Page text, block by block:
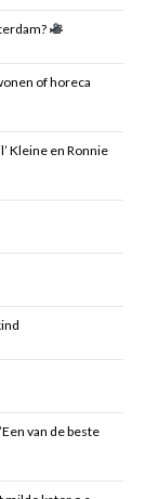
of horeca
Kleine en Ronnie
van de beste